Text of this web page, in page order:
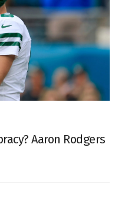
Aaron Rodgers